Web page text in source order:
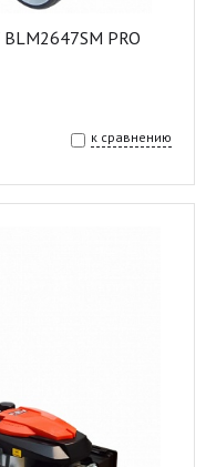
BLM2647SM PRO
к сравнению